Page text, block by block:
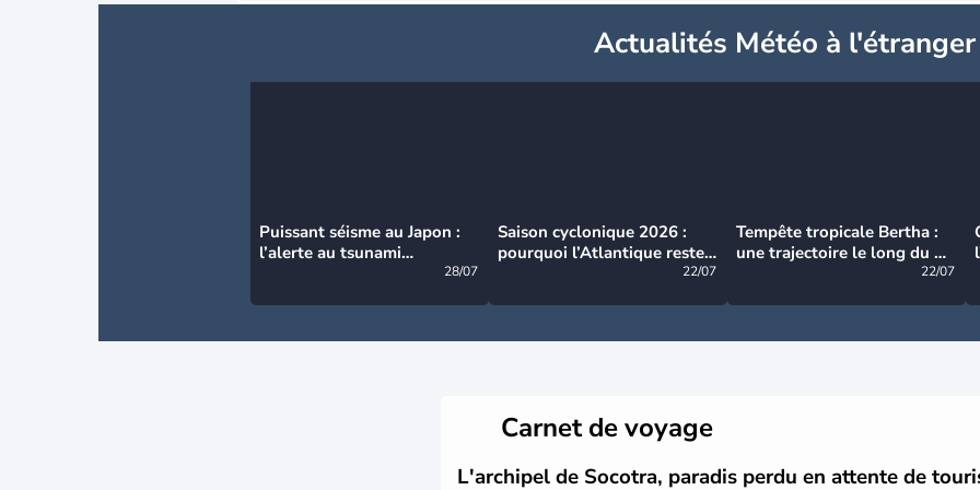
Actualités Météo à l'étranger
Puissant séisme au Japon :
l’alerte au tsunami
28/07
Saison cyclonique 2026 :
pourquoi l’Atlantique reste
22/07
Tempête tropicale Bertha :
une trajectoire le long du du
22/07
Carnet de voyage
L'archipel de Socotra, paradis perdu en attente de